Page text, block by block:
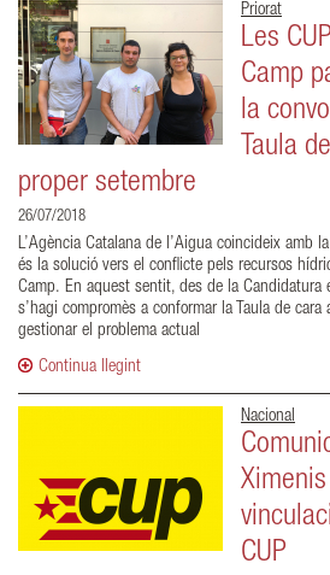
Priorat
Les
Camp
la
Taula
proper setembre
26/07/2018
L’Agència Catalana de l’Aigua coincideix amb
és la solució vers el conflicte pels recursos
Camp. En aquest sentit, des de la Candidatura
s’hagi compromès a conformar la Taula de
gestionar el problema actual
Continua llegint
Nacional
CUP